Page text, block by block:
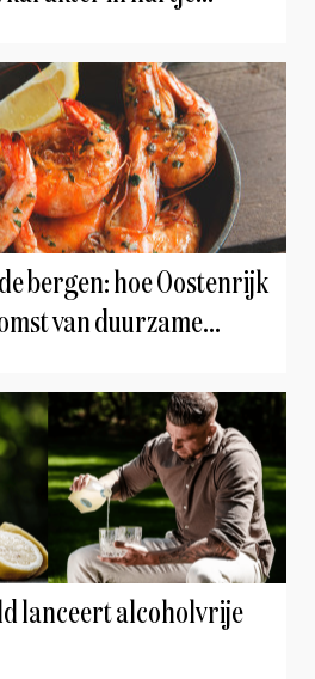
van duurzame
lanceert alcoholvrije